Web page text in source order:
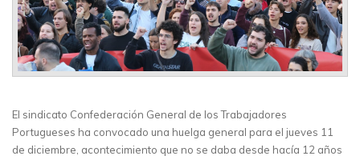
El sindicato Confederación General de los Trabajadores
Portugueses ha convocado una huelga general para el jueves 11
de diciembre, acontecimiento que no se daba desde hacía 12 años